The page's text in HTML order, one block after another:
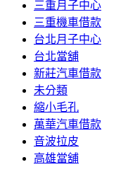
三重月子中心
三重機車借款
台北月子中心
台北當舖
新莊汽車借款
未分類
縮小毛孔
萬華汽車借款
音波拉皮
高雄當舖